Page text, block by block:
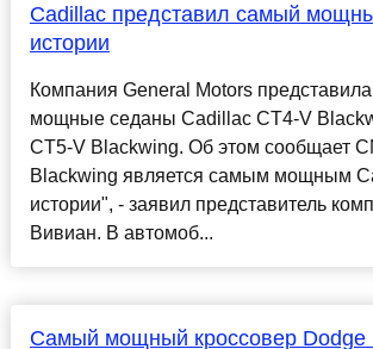
Cadillac представил самый
истории
Компания General Motors
мощные седаны Cadillac CT4-V
CT5-V Blackwing. Об этом сообщает
Blackwing является самым мощным
истории", - заявил представитель
Вивиан. В автомоб...
Самый мощный кроссовер Dodge